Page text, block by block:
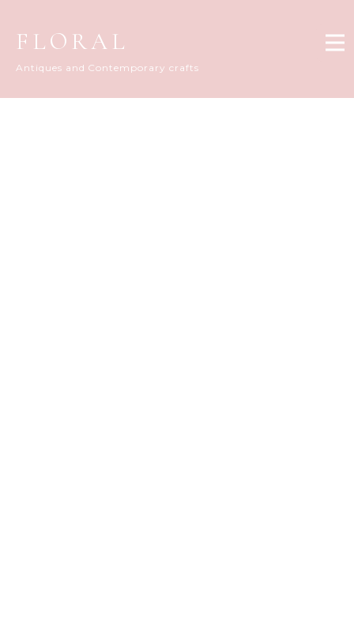
FLORAL
Antiques and Contemporary crafts